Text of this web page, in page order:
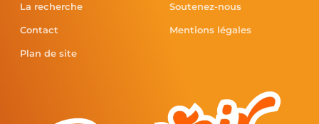
La recherche
Contact
Plan de site
Soutenez-nous
Mentions légales